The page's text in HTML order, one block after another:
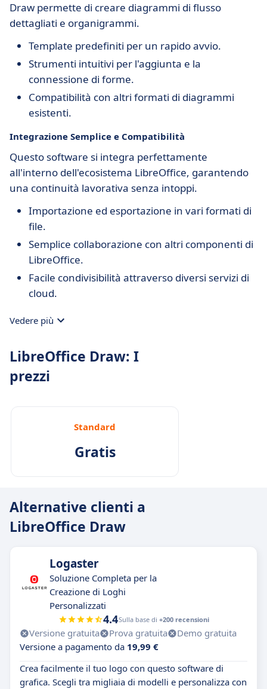
Draw permette di creare diagrammi di flusso
dettagliati e organigrammi.
Template predefiniti per un rapido avvio.
Strumenti intuitivi per l'aggiunta e la
connessione di forme.
Compatibilità con altri formati di diagrammi
esistenti.
Integrazione Semplice e Compatibilità
Questo software si integra perfettamente
all'interno dell'ecosistema LibreOffice, garantendo
una continuità lavorativa senza intoppi.
Importazione ed esportazione in vari formati di
file.
Semplice collaborazione con altri componenti di
LibreOffice.
Facile condivisibilità attraverso diversi servizi di
cloud.
Vedere più
LibreOffice Draw: I
prezzi
Standard
Gratis
Alternative clienti a
LibreOffice Draw
Logaster
Soluzione Completa per la
Creazione di Loghi
Personalizzati
4.4Sulla base di +200 recensioni
Versione gratuita Prova gratuita
Demo gratuita
Versione a pagamento da 19,99 €
Crea facilmente il tuo logo con questo software di
grafica. Scegli tra migliaia di modelli e personalizza con